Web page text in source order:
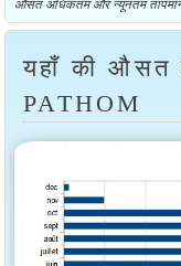
औसत अधिकतम और न्यूनतम
यहाँ की औसत
PATHOM